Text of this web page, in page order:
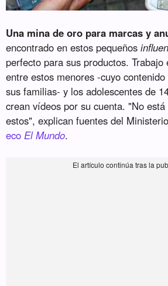
Una mina de oro para marcas y
encontrado en estos pequeños
perfecto para sus productos.
entre estos menores -cuyo
sus familias- y los adolescentes de
crean vídeos por su cuenta. "No
estos", explican fuentes del
ecoEl Mundo.